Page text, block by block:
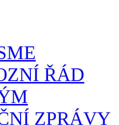
ŘÁD
ZPRÁVY